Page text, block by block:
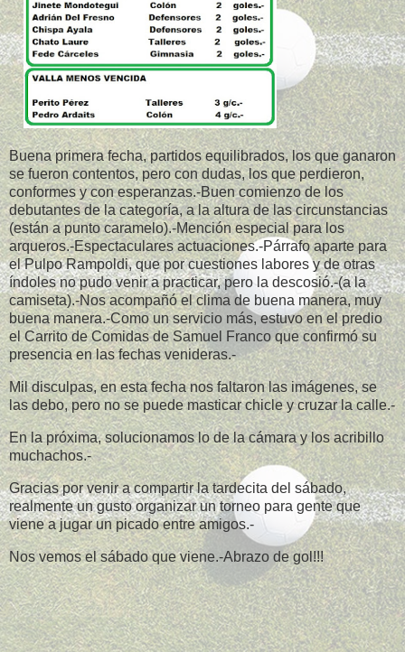
Buena primera fecha, partidos equilibrados, los que ganaron
se fueron contentos, pero con dudas, los que perdieron,
conformes y con esperanzas.-Buen comienzo de los
debutantes de la categoría, a la altura de las circunstancias
(están a punto caramelo).-Mención especial para los
arqueros.-Espectaculares actuaciones.-Párrafo aparte para
el Pulpo Rampoldi, que por cuestiones labores y de otras
índoles no pudo venir a practicar, pero la descosió.-(a la
camiseta).-Nos acompañó el clima de buena manera, muy
buena manera.-Como un servicio más, estuvo en el predio
el Carrito de Comidas de Samuel Franco que confirmó su
presencia en las fechas venideras.-
Mil disculpas, en esta fecha nos faltaron las imágenes, se
las debo, pero no se puede masticar chicle y cruzar la calle.-
En la próxima, solucionamos lo de la cámara y los acribillo
muchachos.-
Gracias por venir a compartir la tardecita del sábado,
realmente un gusto organizar un torneo para gente que
viene a jugar un picado entre amigos.-
Nos vemos el sábado que viene.-Abrazo de gol!!!